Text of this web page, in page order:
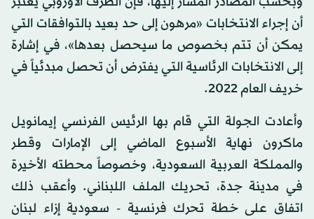
أن إجراء الانتخابات «مرهون إلى حد بعيد بالتوافقات التي
يمكن أن تتم بخصوص ما سيحصل بعدها»، في إشارة
إلى الانتخابات الرئاسية التي يفترض أن تحصل مبدئياً في
خريف العام 2022.
وأعادت الجولة التي قام بها الرئيس الفرنسي إيمانويل
ماكرون نهاية الأسبوع الماضي إلى الإمارات وقطر
والمملكة العربية السعودية، وخصوصاً محطته الأخيرة
في مدينة جدة، تحريك الملف اللبناني. وأعقب ذلك
اتفاق على خطة تحرك فرنسية - سعودية إزاء لبنان